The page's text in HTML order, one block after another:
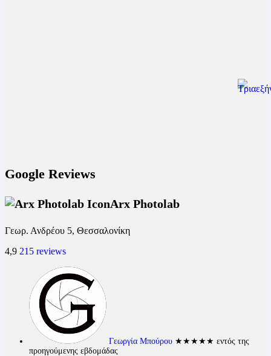
Google Reviews
Arx Photolab
Γεωρ. Ανδρέου 5, Θεσσαλονίκη
4,9 215 reviews
Γεωργία Μπούρου ★★★★★ εντός της
προηγούμενης εβδομάδας